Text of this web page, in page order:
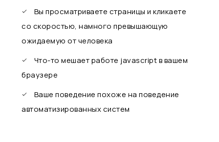
Вы просматриваете страницы и кликаете
со скоростью, намного превышающую
ожидаемую от человека
Что-то мешает работе javascript в вашем
браузере
Ваше поведение похоже на поведение
автоматизированных систем